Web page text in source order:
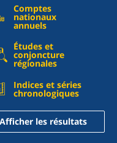
Comptes
nationaux
annuels
Études et
conjoncture
régionales
Indices et séries
chronologiques
Afficher les résultats